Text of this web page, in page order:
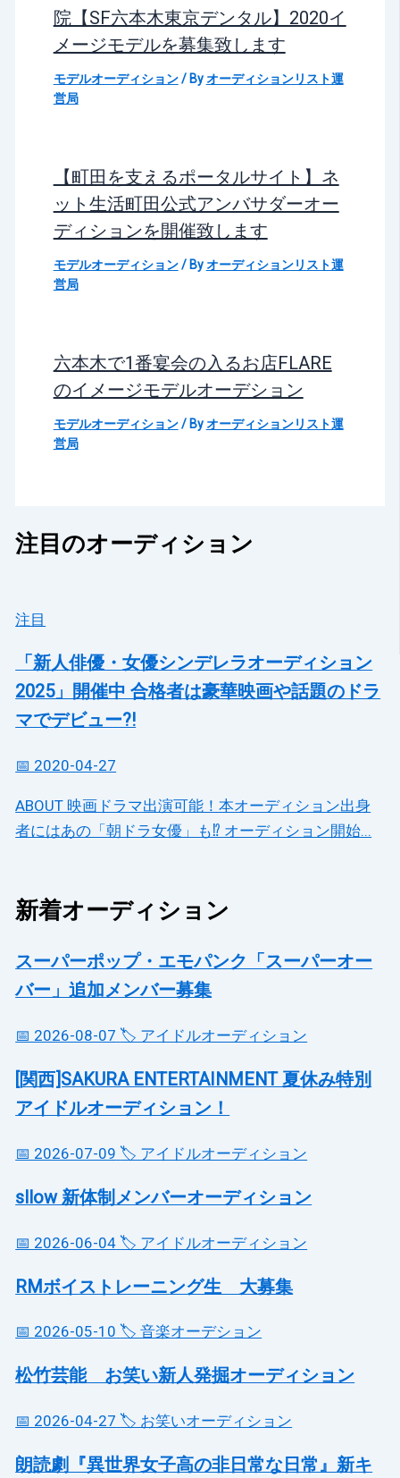
院【SF六本木東京デンタル】2020イ
メージモデルを募集致します
モデルオーディション/ Byオーディションリスト運
営局
【町田を支えるポータルサイト】ネ
ット生活町田公式アンバサダーオー
ディションを開催致します
モデルオーディション/ Byオーディションリスト運
営局
六本木で1番宴会の入るお店FLARE
のイメージモデルオーデション
モデルオーディション/ Byオーディションリスト運
営局
注目のオーディション
注目
「新人俳優・女優シンデレラオーディション
2025」開催中 合格者は豪華映画や話題のドラ
マでデビュー?!
📅 2020-04-27
ABOUT 映画ドラマ出演可能！本オーディション出身
者にはあの「朝ドラ女優」も⁉ オーディション開始...
新着オーディション
スーパーポップ・エモパンク「スーパーオー
バー」追加メンバー募集
📅 2026-08-07 🏷️ アイドルオーディション
[関西]SAKURA ENTERTAINMENT 夏休み特別
アイドルオーディション！
📅 2026-07-09 🏷️ アイドルオーディション
sllow 新体制メンバーオーディション
📅 2026-06-04 🏷️ アイドルオーディション
RMボイストレーニング生 大募集
📅 2026-05-10 🏷️ 音楽オーデション
松竹芸能 お笑い新人発掘オーディション
📅 2026-04-27 🏷️ お笑いオーディション
朗読劇『異世界女子高の非日常な日常』新キ